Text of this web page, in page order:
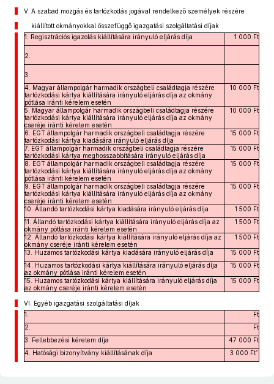
V. A szabad mozgás és tartózkodás jogával rendelkező személyek részére
kiállított okmányokkal összefüggő igazgatási szolgáltatási díjak
1. Regisztrációs igazolás kiállítására irányuló eljárás díja
1 000 Ft
2.
3.
4. Magyar állampolgár harmadik országbeli családtagja részére
tartózkodási kártya kiállítására irányuló eljárás díja az okmány
pótlása iránti kérelem esetén
10 000 Ft
5. Magyar állampolgár harmadik országbeli családtagja részére
tartózkodási kártya kiállítására irányuló eljárás díja az okmány
cseréje iránti kérelem esetén
10 000 Ft
6. EGT állampolgár harmadik országbeli családtagja részére
tartózkodási kártya kiadására irányuló eljárás díja
15 000 Ft
7. EGT állampolgár harmadik országbeli családtagja részére
tartózkodási kártya meghosszabbítására irányuló eljárás díja
15 000 Ft
8. EGT állampolgár harmadik országbeli családtagja részére
tartózkodási kártya kiállítására irányuló eljárás díja az okmány
pótlása iránti kérelem esetén
15 000 Ft
9. EGT állampolgár harmadik országbeli családtagja részére
tartózkodási kártya kiállítására irányuló eljárás díja az okmány
cseréje iránti kérelem esetén
15 000 Ft
10. Állandó tartózkodási kártya kiadására irányuló eljárás díja
1 500 Ft
11. Állandó tartózkodási kártya kiállítására irányuló eljárás díja az
okmány pótlása iránti kérelem esetén
1 500 Ft
12. Állandó tartózkodási kártya kiállítására irányuló eljárás díja az
okmány cseréje iránti kérelem esetén
1 500 Ft
13. Huzamos tartózkodási kártya kiadására irányuló eljárás díja
15 000 Ft
14. Huzamos tartózkodási kártya kiállítására irányuló eljárás díja
az okmány pótlása iránti kérelem esetén
15 000 Ft
15. Huzamos tartózkodási kártya kiállítására irányuló eljárás díja
az okmány cseréje iránti kérelem esetén
15 000 Ft
VI.
Egyéb igazgatási szolgáltatási díjak
1.
Ft
2.
Ft
3. Fellebbezési kérelem díja
47 000 Ft
4. Hatósági bizonyítvány kiállításának díja
3 000 Ft”